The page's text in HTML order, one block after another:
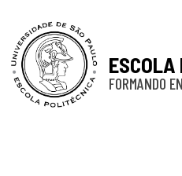
ESCOLA
FORMANDO